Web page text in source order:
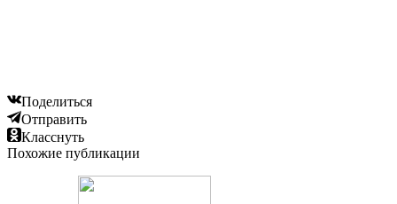
Поделиться
Отправить
Класснуть
Похожие публикации